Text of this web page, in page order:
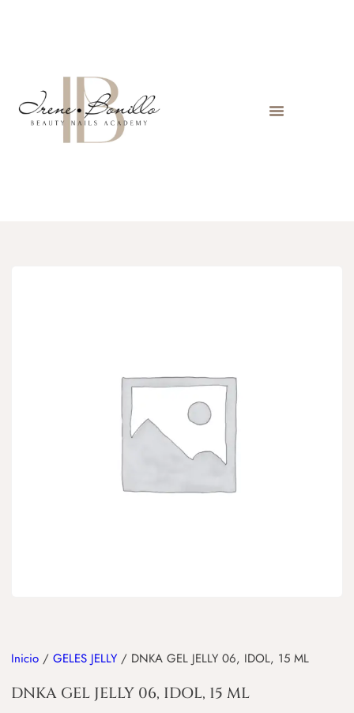
Inicio / GELES JELLY / DNKA GEL JELLY 06, IDOL, 15 ML
DNKA GEL JELLY 06, IDOL, 15 ML